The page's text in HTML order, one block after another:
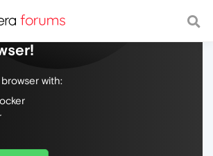
web, with a fast and
with: